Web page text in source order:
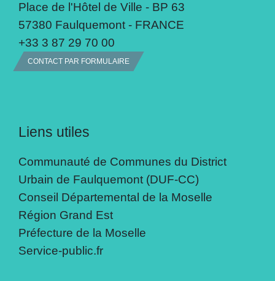
Place de l'Hôtel de Ville - BP 63
57380 Faulquemont - FRANCE
+33 3 87 29 70 00
CONTACT PAR FORMULAIRE
Liens utiles
Communauté de Communes du District
Urbain de Faulquemont (DUF-CC)
Conseil Départemental de la Moselle
Région Grand Est
Préfecture de la Moselle
Service-public.fr